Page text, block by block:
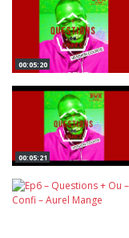
00:05:20
00:05:21